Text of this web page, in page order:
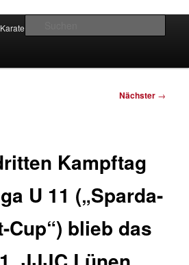
e.V.
Karate
Nächster →
Kampftag
U 11 („Sparda-
Cup“) blieb das